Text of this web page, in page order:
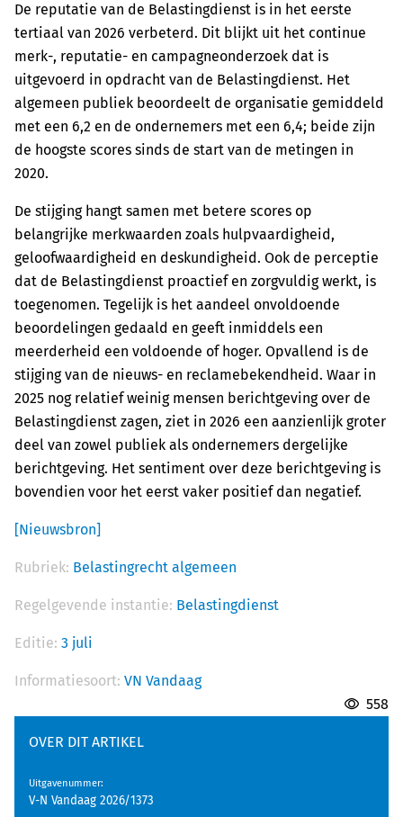
De reputatie van de Belastingdienst is in het eerste
tertiaal van 2026 verbeterd. Dit blijkt uit het continue
merk-, reputatie- en campagneonderzoek dat is
uitgevoerd in opdracht van de Belastingdienst. Het
algemeen publiek beoordeelt de organisatie gemiddeld
met een 6,2 en de ondernemers met een 6,4; beide zijn
de hoogste scores sinds de start van de metingen in
2020.
De stijging hangt samen met betere scores op
belangrijke merkwaarden zoals hulpvaardigheid,
geloofwaardigheid en deskundigheid. Ook de perceptie
dat de Belastingdienst proactief en zorgvuldig werkt, is
toegenomen. Tegelijk is het aandeel onvoldoende
beoordelingen gedaald en geeft inmiddels een
meerderheid een voldoende of hoger. Opvallend is de
stijging van de nieuws- en reclamebekendheid. Waar in
2025 nog relatief weinig mensen berichtgeving over de
Belastingdienst zagen, ziet in 2026 een aanzienlijk groter
deel van zowel publiek als ondernemers dergelijke
berichtgeving. Het sentiment over deze berichtgeving is
bovendien voor het eerst vaker positief dan negatief.
[Nieuwsbron]
Rubriek: Belastingrecht algemeen
Regelgevende instantie: Belastingdienst
Editie: 3 juli
Informatiesoort: VN Vandaag
558
OVER DIT ARTIKEL
Uitgavenummer:
V-N Vandaag 2026/1373